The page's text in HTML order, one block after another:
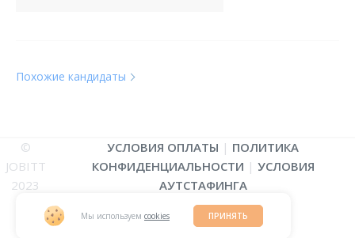
Похожие кандидаты
©
JOBITT
2023
УСЛОВИЯ ОПЛАТЫ | ПОЛИТИКА
КОНФИДЕНЦИАЛЬНОСТИ | УСЛОВИЯ
АУТСТАФИНГА
Мы используем cookies ПРИНЯТЬ